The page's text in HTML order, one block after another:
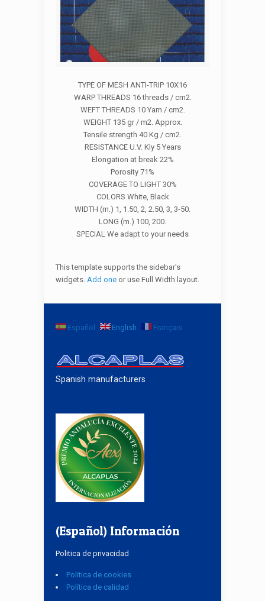
TYPE OF MESH ANTI-TRIP 10X16
WARP THREADS 16 threads / cm2.
WEFT THREADS 10 Yarn / cm2.
WEIGHT 135 gr / m2. Approx.
Tensile strength 40 Kg / cm2.
RESISTANCE U.V. Kly 5 Years
Elongation at break 22%
Porosity 71%
COVERAGE TO LIGHT 30%
COLORS White, Black
WIDTH (m.) 1, 1.50, 2, 2.50, 3, 3-50.
LONG (m.) 100, 200.
SPECIAL We adapt to your needs
This template supports the sidebar's
widgets. Add one or use Full Width layout.
Español English Français
Spanish manufacturers
(Español) Información
Politica de privacidad
Politica de cookies
Política de calidad